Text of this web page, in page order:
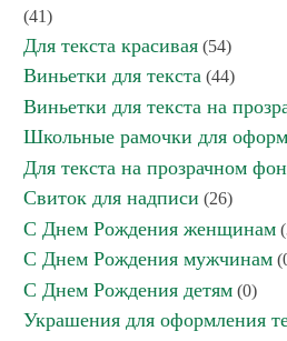
(41)
Для текста красивая (54)
Виньетки для текста (44)
Виньетки для текста на
Школьные рамочки для
Для текста на прозрачном
Свиток для надписи (26)
С Днем Рождения женщинам
С Днем Рождения мужчинам
С Днем Рождения детям (0)
Украшения для оформления